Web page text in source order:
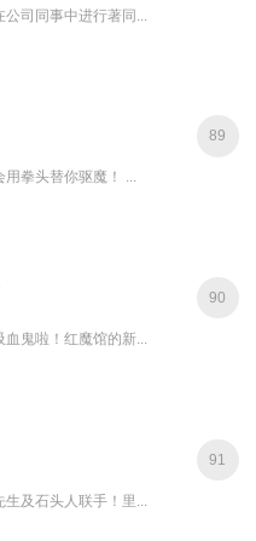
司同事中进行著同...
用拳头替你驱魔！ ...
89
血鬼啦！红魔馆的新...
90
生及石头人联手！里...
91